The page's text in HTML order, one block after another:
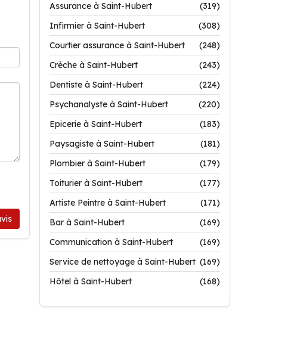
Assurance à Saint-Hubert
(319)
Infirmier à Saint-Hubert
(308)
Courtier assurance à Saint-Hubert
(248)
Crèche à Saint-Hubert
(243)
Dentiste à Saint-Hubert
(224)
Psychanalyste à Saint-Hubert
(220)
Epicerie à Saint-Hubert
(183)
Paysagiste à Saint-Hubert
(181)
Plombier à Saint-Hubert
(179)
Toiturier à Saint-Hubert
(177)
Artiste Peintre à Saint-Hubert
(171)
Bar à Saint-Hubert
(169)
Communication à Saint-Hubert
(169)
Service de nettoyage à Saint-Hubert (169)
Hôtel à Saint-Hubert
(168)